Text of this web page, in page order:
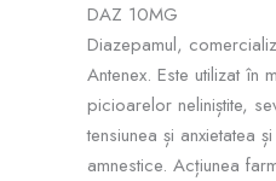
DAZ 10MG
Diazepamul,
Antenex. Este utilizat în
picioarelor neliniștite,
tensiunea și anxietatea
amnestice. Acțiunea